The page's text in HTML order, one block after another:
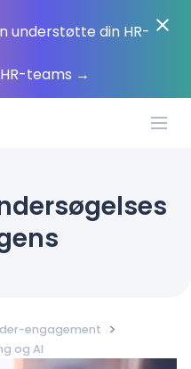
understøtte din HR-
HR-teams →
engagement >
og AI